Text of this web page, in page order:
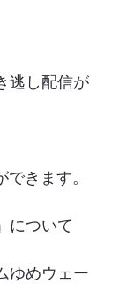
逃し配信が
きます。
について
ゆめウェー